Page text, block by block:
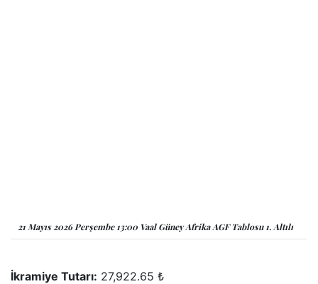
21 Mayıs 2026 Perşembe 13:00 Vaal Güney Afrika AGF Tablosu 1. Altılı
İkramiye Tutarı: 27,922.65 ₺